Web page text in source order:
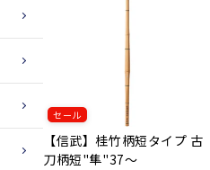
セール
【信武】桂竹柄短タイプ 古
刀柄短"隼"37〜